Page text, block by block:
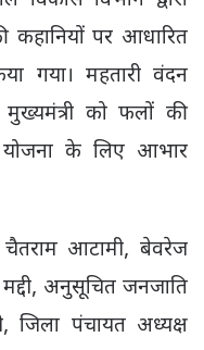
पर आधारित
गया। महतारी वंदन
मुख्यमंत्री को फलों की
योजना के लिए आभार
आटामी, बेवरेज
मद्दी, अनुसूचित जनजाति
जिला पंचायत अध्यक्ष